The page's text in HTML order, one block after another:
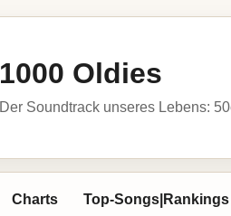
1000 Oldies
Der Soundtrack unseres Lebens:
Charts Top-Songs|Rankings